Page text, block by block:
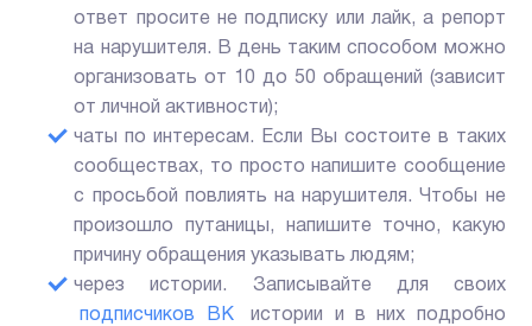
ответ просите не подписку или лайк, а репорт
на нарушителя. В день таким способом можно
организовать от 10 до 50 обращений (зависит
от личной активности);
чаты по интересам. Если Вы состоите в таких
сообществах, то просто напишите сообщение
с просьбой повлиять на нарушителя. Чтобы не
произошло путаницы, напишите точно, какую
причину обращения указывать людям;
через истории. Записывайте для своих
подписчиков ВК
истории и в них подробно